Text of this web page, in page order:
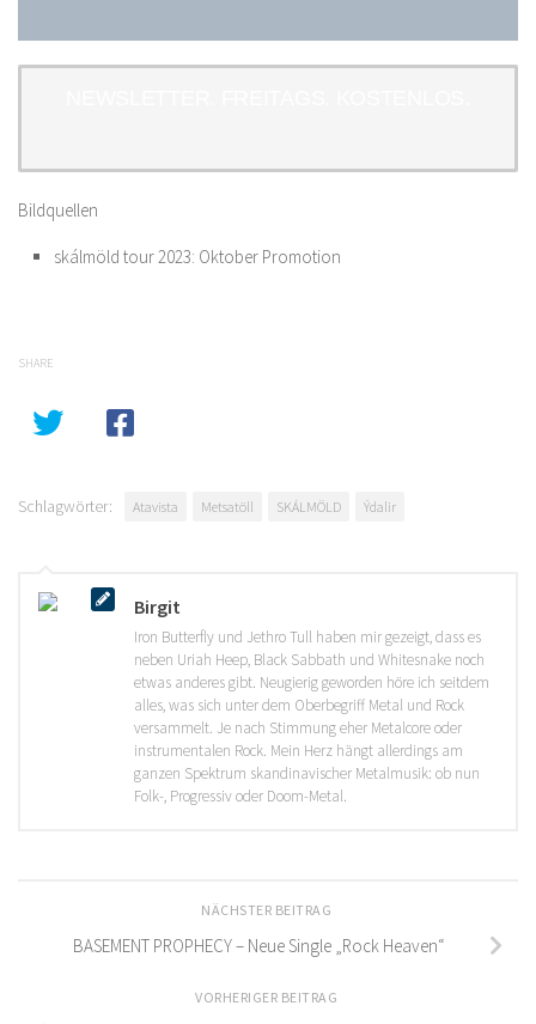
Bildquellen
skálmöld tour 2023: Oktober Promotion
SHARE
Schlagwörter: Atavista Metsatöll SKÁLMÖLD Ýdalir
Birgit
Iron Butterfly und Jethro Tull haben mir gezeigt, dass es
neben Uriah Heep, Black Sabbath und Whitesnake noch
etwas anderes gibt. Neugierig geworden höre ich seitdem
alles, was sich unter dem Oberbegriff Metal und Rock
versammelt. Je nach Stimmung eher Metalcore oder
instrumentalen Rock. Mein Herz hängt allerdings am
ganzen Spektrum skandinavischer Metalmusik: ob nun
Folk-, Progressiv oder Doom-Metal.
NÄCHSTER BEITRAG
BASEMENT PROPHECY – Neue Single „Rock Heaven“
VORHERIGER BEITRAG